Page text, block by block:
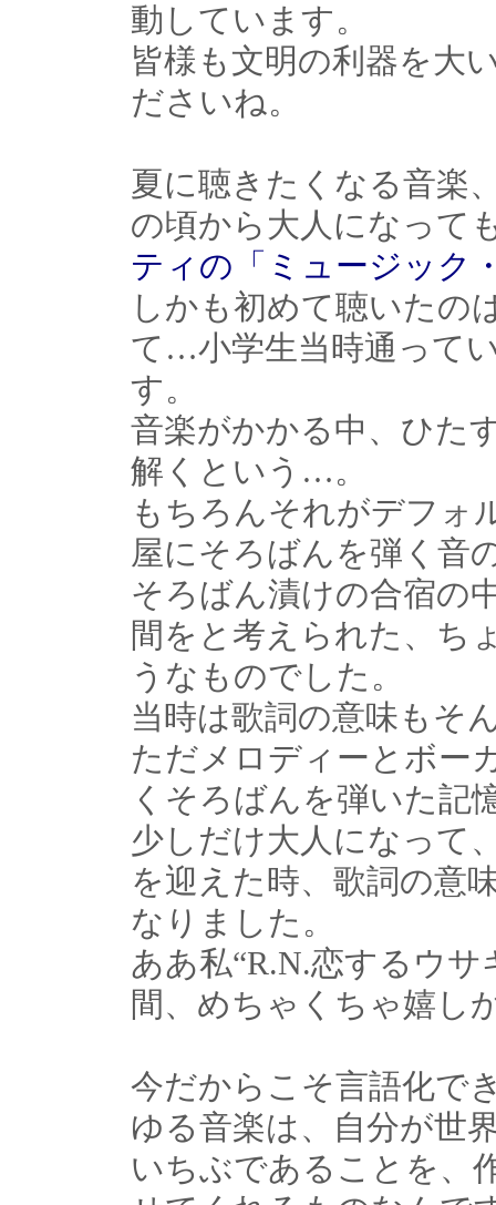
動しています。
皆様も文明の利器を大
ださいね。
夏に聴きたくなる音楽
の頃から大人になって
ティの「ミュージック
しかも初めて聴いたの
て…小学生当時通って
す。
音楽がかかる中、ひた
解くという…。
もちろんそれがデフォ
屋にそろばんを弾く音
そろばん漬けの合宿の
間をと考えられた、ち
うなものでした。
当時は歌詞の意味もそ
ただメロディーとボー
くそろばんを弾いた記
少しだけ大人になって
を迎えた時、歌詞の意
なりました。
ああ私“R.N.恋するウ
間、めちゃくちゃ嬉し
今だからこそ言語化で
ゆる音楽は、自分が世
いちぶであることを、